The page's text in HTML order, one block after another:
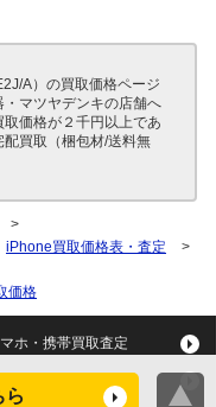
ら
A）の買取価格ページ
マツヤデンキの店舗へ
価格が２千円以上であ
買取（梱包材/送料無
>
iPhone買取価格表・査定
>
価格
ホ・携帯買取査定